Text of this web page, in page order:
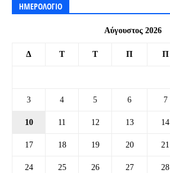
ΗΜΕΡΟΛΟΓΙΟ
Αύγουστος 2026
Δ Τ Τ Π Π
3 4 5 6 7
10 11 12 13 14
17 18 19 20 21
24 25 26 27 28